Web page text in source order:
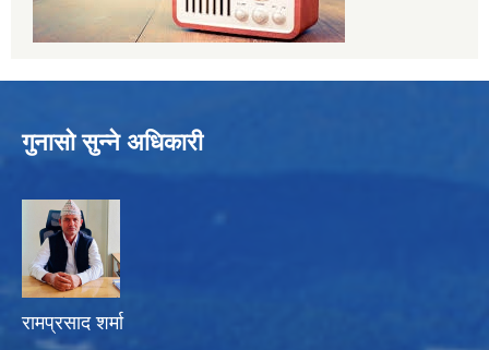
गुनासो सुन्ने अधिकारी
रामप्रसाद शर्मा